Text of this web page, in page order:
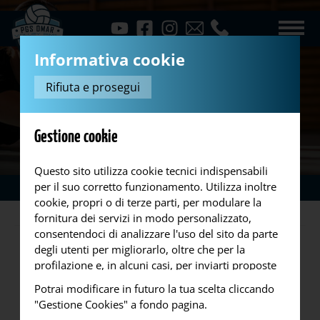
News Vittoria...
Informativa cookie
Rifiuta e prosegui
Gestione cookie
Questo sito utilizza cookie tecnici indispensabili
per il suo corretto funzionamento. Utilizza inoltre
cookie, propri o di terze parti, per modulare la
fornitura dei servizi in modo personalizzato,
consentendoci di analizzare l'uso del sito da parte
degli utenti per migliorarlo, oltre che per la
profilazione e, in alcuni casi, per inviarti proposte
o messaggi pubblicitari. Puoi accettare tutti i
cookie da noi utilizzati, o utilizzati da servizi di
terze parti che compaiono sulle pagine di questo
Potrai modificare in futuro la tua scelta cliccando
"Gestione Cookies" a fondo pagina.